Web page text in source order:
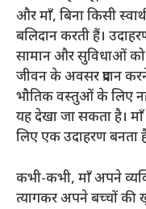
और माँ, बिना किसी
बलिदान करती हैं।
सामान और सुविधाओं को
जीवन के अवसर प्रदान
भौतिक वस्तुओं के लिए
यह देखा जा सकता है।
लिए एक उदाहरण
कभी-कभी, माँ अपने
त्यागकर अपने बच्चों की